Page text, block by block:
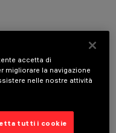
accetta di
migliorare la navigazione
nelle nostre attività
tutti i cookie